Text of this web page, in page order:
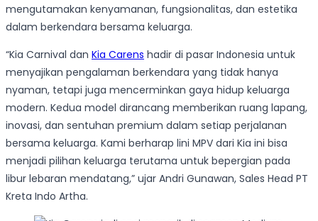
mengutamakan kenyamanan, fungsionalitas, dan estetika
dalam berkendara bersama keluarga.
“Kia Carnival dan Kia Carens hadir di pasar Indonesia untuk
menyajikan pengalaman berkendara yang tidak hanya
nyaman, tetapi juga mencerminkan gaya hidup keluarga
modern. Kedua model dirancang memberikan ruang lapang,
inovasi, dan sentuhan premium dalam setiap perjalanan
bersama keluarga. Kami berharap lini MPV dari Kia ini bisa
menjadi pilihan keluarga terutama untuk bepergian pada
libur lebaran mendatang,” ujar Andri Gunawan, Sales Head PT
Kreta Indo Artha.